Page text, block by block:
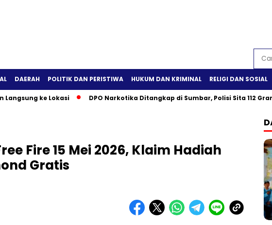
DAERAH POLITIK DAN PERISTIWA HUKUM DAN KRIMINAL RELIGI DAN SOSIAL
ke Lokasi DPO Narkotika Ditangkap di Sumbar, Polisi Sita 112 Gram Sabu
Fire 15 Mei 2026, Klaim Hadiah
Gratis